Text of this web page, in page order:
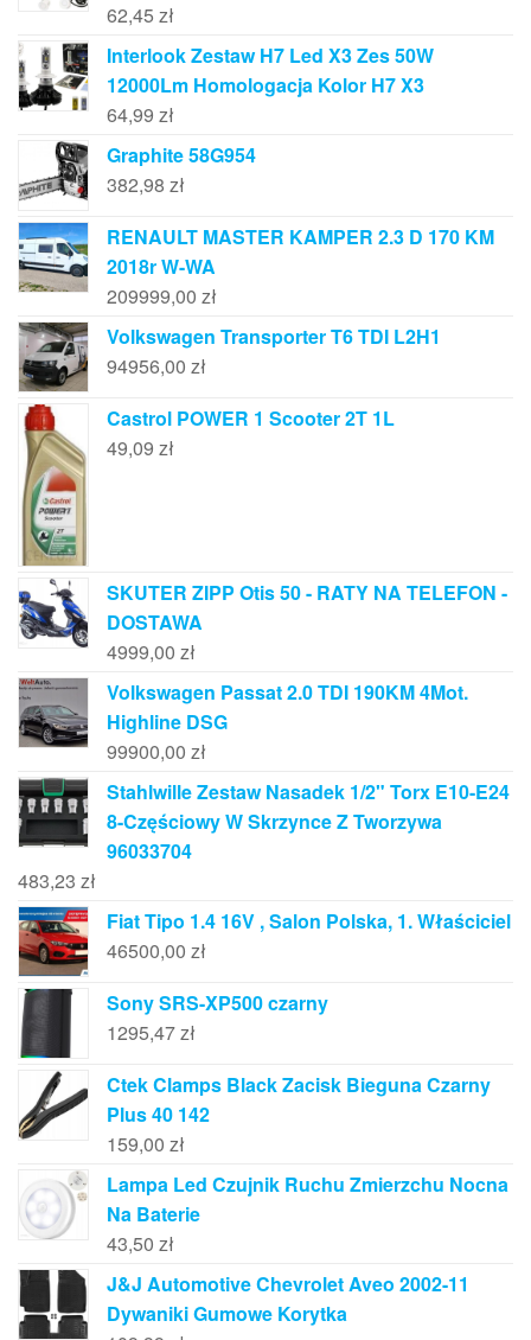
62,45 zł
Interlook Zestaw H7 Led X3 Zes 50W
12000Lm Homologacja Kolor H7 X3
64,99 zł
Graphite 58G954
382,98 zł
RENAULT MASTER KAMPER 2.3 D 170 KM
2018r W-WA
209999,00 zł
Volkswagen Transporter T6 TDI L2H1
94956,00 zł
Castrol POWER 1 Scooter 2T 1L
49,09 zł
SKUTER ZIPP Otis 50 - RATY NA TELEFON -
DOSTAWA
4999,00 zł
Volkswagen Passat 2.0 TDI 190KM 4Mot.
Highline DSG
99900,00 zł
Stahlwille Zestaw Nasadek 1/2" Torx E10-E24
8-Częściowy W Skrzynce Z Tworzywa
96033704
483,23 zł
Fiat Tipo 1.4 16V , Salon Polska, 1. Właściciel
46500,00 zł
Sony SRS-XP500 czarny
1295,47zł
Ctek Clamps Black Zacisk Bieguna Czarny
Plus 40 142
159,00 zł
Lampa Led Czujnik Ruchu Zmierzchu Nocna
Na Baterie
43,50 zł
J&J Automotive Chevrolet Aveo 2002-11
Dywaniki Gumowe Korytka